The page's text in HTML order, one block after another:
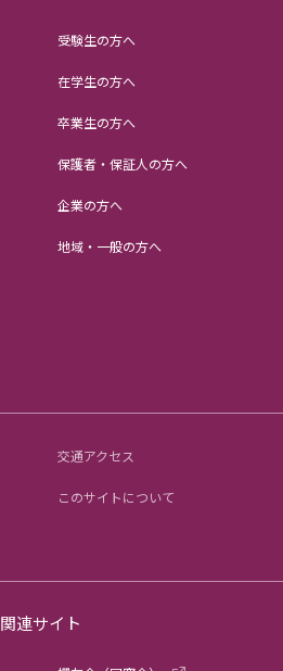
受験生の方へ
在学生の方へ
卒業生の方へ
保護者・保証人の方へ
企業の方へ
地域・一般の方へ
交通アクセス
このサイトについて
関連サイト